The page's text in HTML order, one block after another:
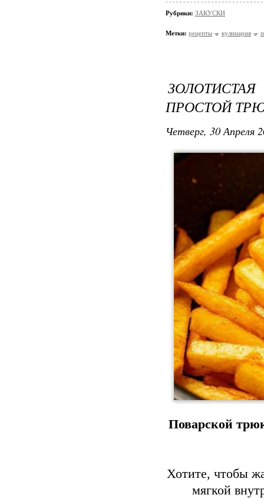
Рубрики: ЗАКУСКИ
Метки: рецепты кулинария
ПРОСТОЙ
Четверг, 30 Апреля
Поварской
Хотите, чтобы
мягкой